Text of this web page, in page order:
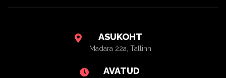
ASUKOHT
Madara 22a, Tallinn
AVATUD